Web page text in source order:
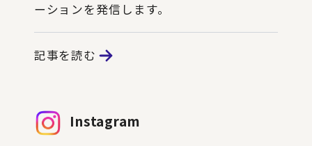
ーションを発信します。
記事を読む
Instagram